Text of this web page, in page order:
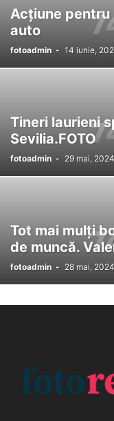
Acțiune
auto
fotoadmin - 14 iunie,
Tineri laurieni
Sevilia.FOTO
fotoadmin - 29 mai, 2024
Tot mai mulți
de muncă.
fotoadmin - 28 mai, 2024